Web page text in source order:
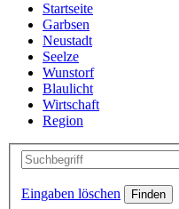
Startseite
Garbsen
Neustadt
Seelze
Wunstorf
Blaulicht
Wirtschaft
Region
Eingaben löschen